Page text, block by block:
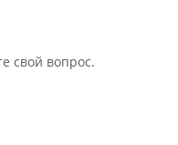
свой вопрос.